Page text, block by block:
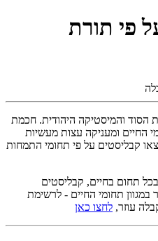
פי תורת
הסוד והמיסטיקה היהודית. חכמת
החיים ומעניקה עצות מעשיות
קבליסטים על פי תחומי התמחות
תחום בחיים, קבליסטים
במגוון תחומי החיים - לרשימת
עוזר, לחצו כאן